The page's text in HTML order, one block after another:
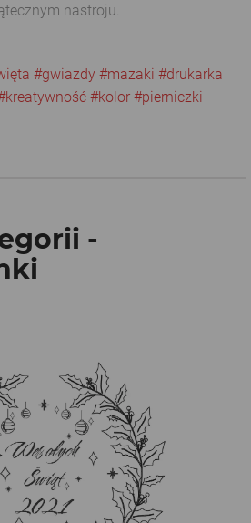
nastroju.
#gwiazdy #mazaki #drukarka
#kolor #pierniczki
-